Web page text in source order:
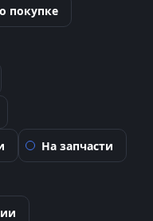
покупке
На запчасти